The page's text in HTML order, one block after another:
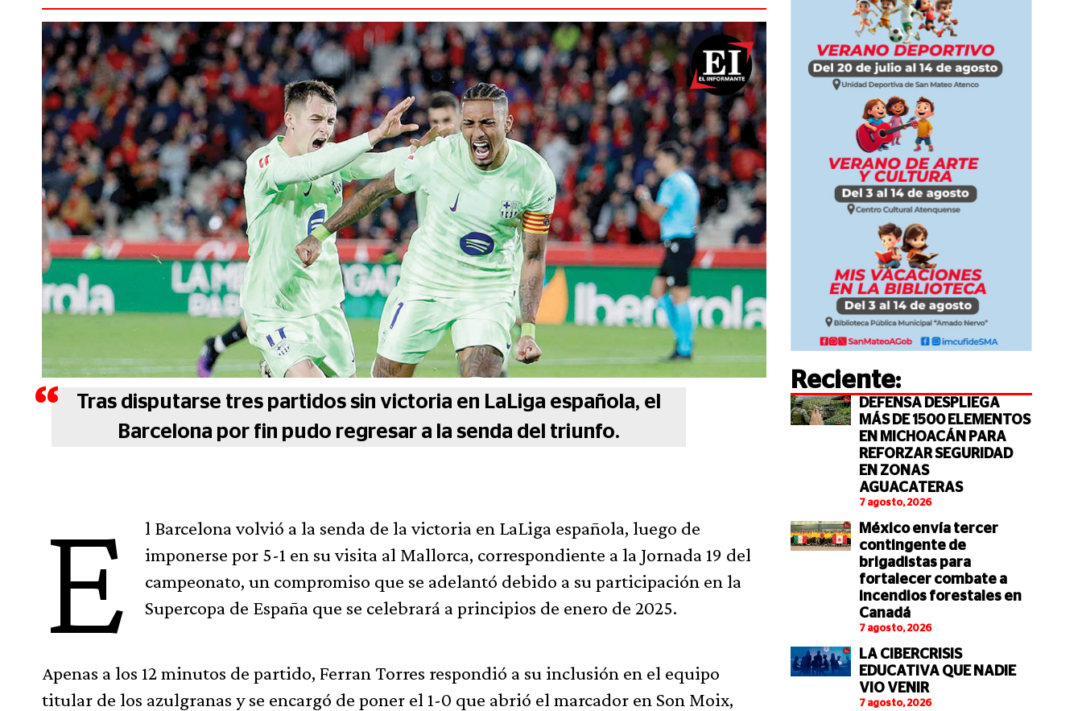
Tras disputarse tres partidos sin victoria en LaLiga española, el
Barcelona por fin pudo regresar a la senda del triunfo.
E
l Barcelona volvió a la senda de la victoria en LaLiga española, luego de
imponerse por 5-1 en su visita al Mallorca, correspondiente a la Jornada 19 del
campeonato, un compromiso que se adelantó debido a su participación en la
Supercopa de España que se celebrará a principios de enero de 2025.
Apenas a los 12 minutos de partido, Ferran Torres respondió a su inclusión en el equipo
titular de los azulgranas y se encargó de poner el 1-0 que abrió el marcador en Son Moix,
Reciente:
DEFENSA DESPLIEGA
MÁS DE 1500 ELEMENTOS
EN MICHOACÁN PARA
REFORZAR SEGURIDAD
EN ZONAS
AGUACATERAS
7 agosto, 2026
México envía tercer
contingente de
brigadistas para
fortalecer combate a
incendios forestales en
Canadá
7 agosto, 2026
LA CIBERCRISIS
EDUCATIVA QUE NADIE
VIO VENIR
7 agosto, 2026